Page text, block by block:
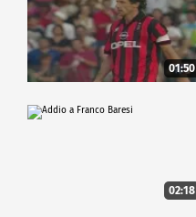
01:50
02:18